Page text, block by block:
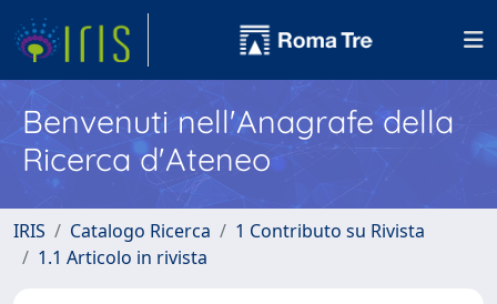
Benvenuti nell'Anagrafe della
Ricerca d'Ateneo
IRIS Catalogo Ricerca
1 Contributo su Rivista
1.1 Articolo in rivista